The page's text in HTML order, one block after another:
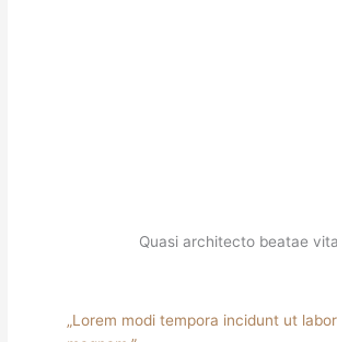
Quasi architecto beatae
„Lorem modi tempora incidunt ut